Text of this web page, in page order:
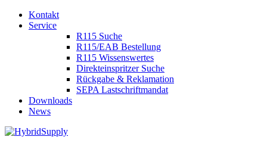
Kontakt
Service
R115 Suche
R115/EAB Bestellung
R115 Wissenswertes
Direkteinspritzer Suche
Rückgabe & Reklamation
SEPA Lastschriftmandat
Downloads
News